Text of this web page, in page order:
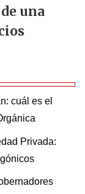
una
cuál es el
Privada: